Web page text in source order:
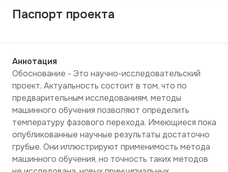
Паспорт проекта
Аннотация
Обоснование - Это научно-исследовательский
проект. Актуальность состоит в том, что по
предварительным исследованиям, методы
машинного обучения позволяют определить
температуру фазового перехода. Имеющиеся пока
опубликованные научные результаты достаточно
грубые. Они иллюстрируют применимость метода
машинного обучения, но точность таких методов